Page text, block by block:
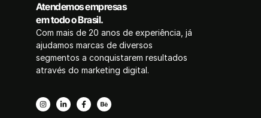
Atendemos empresas
em todo o Brasil.
Com mais de 20 anos de experiência, já
ajudamos marcas de diversos
segmentos a conquistarem resultados
através do marketing digital.